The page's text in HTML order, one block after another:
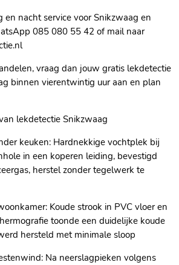
en nacht service voor Snikzwaag en
085 080 55 42 of mail naar
vraag dan jouw gratis lekdetectie
binnen vierentwintig uur aan en plan
lekdetectie Snikzwaag
keuken: Hardnekkige vochtplek bij
in een koperen leiding, bevestigd
herstel zonder tegelwerk te
Koude strook in PVC vloer en
toonde een duidelijke koude
hersteld met minimale sloop
Na neerslagpieken volgens